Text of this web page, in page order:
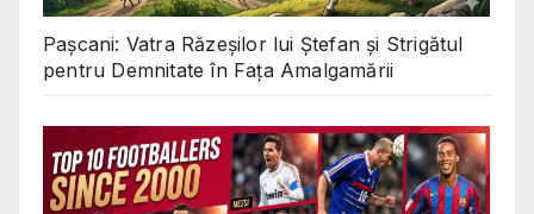
Pașcani: Vatra Răzeșilor lui Ștefan și Strigătul
pentru Demnitate în Fața Amalgamării